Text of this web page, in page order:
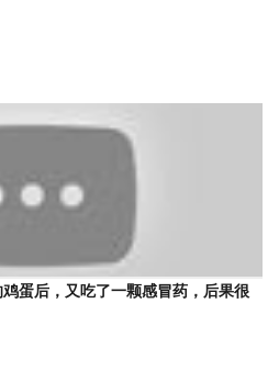
蛋后，又吃了一颗感冒药，后果很